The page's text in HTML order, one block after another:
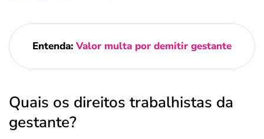
Entenda: Valor multa por demitir gestante
Quais os direitos trabalhistas da
gestante?